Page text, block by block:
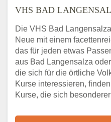
Umgebung
Abendschule Bad
VHS Bad
VHS Bad
Telefonnummer
Stellenangebote
Langensalza
VHS BAD
Die VHS Bad
Neue mit einem
das für jeden etwas
aus Bad Langensalza
die sich für die örtliche
Kurse interessieren,
Kurse, die sich